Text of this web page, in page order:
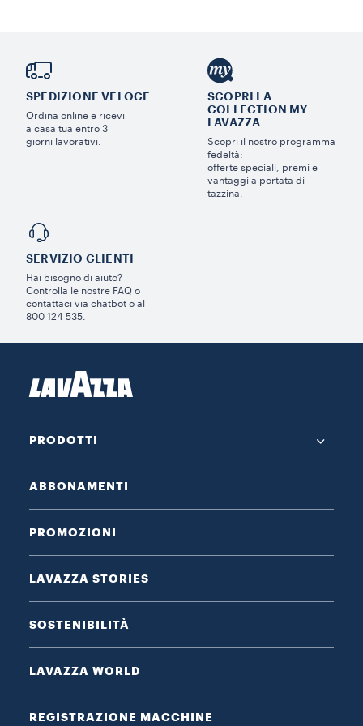
SPEDIZIONE VELOCE
Ordina online e ricevi
a casa tua entro 3
giorni lavorativi.
SCOPRI LA
COLLECTION MY
LAVAZZA
Scopri il nostro programma
fedeltà:
offerte speciali, premi e
vantaggi a portata di
tazzina.
SERVIZIO CLIENTI​
Hai bisogno di aiuto?​
Controlla le nostre FAQ o
contattaci via chatbot o al
800 124 535.
PRODOTTI
ABBONAMENTI
PROMOZIONI
LAVAZZA STORIES
SOSTENIBILITÀ
LAVAZZA WORLD
REGISTRAZIONE MACCHINE